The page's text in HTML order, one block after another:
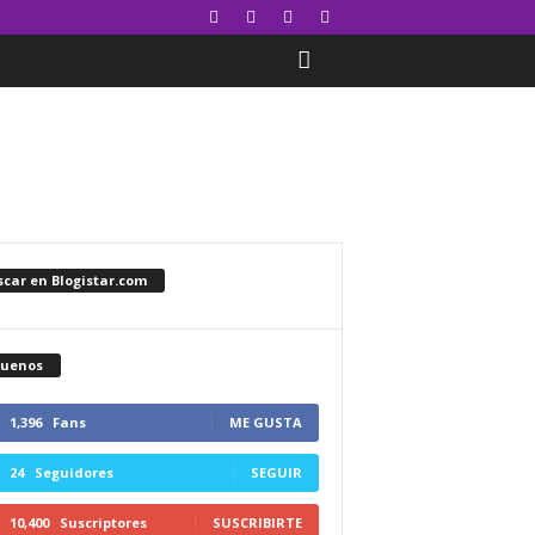
en Blogistar.com
1,396 Fans ME GUSTA
24 Seguidores SEGUIR
10,400 Suscriptores SUSCRIBIRTE